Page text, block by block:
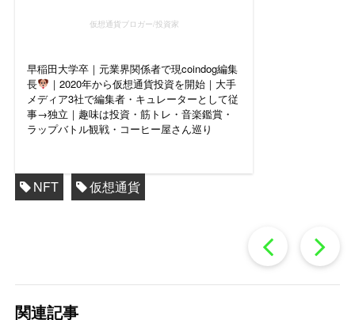
仮想通貨ブロガー/投資家
早稲田大学卒｜元業界関係者で現coindog編集
長
｜2020年から仮想通貨投資を開始｜大手
メディア3社で編集者・キュレーターとして従
事→独立｜趣味は投資・筋トレ・音楽鑑賞・
ラップバトル観戦・コーヒー屋さん巡り
NFT 仮想通貨
過
去
関連記事